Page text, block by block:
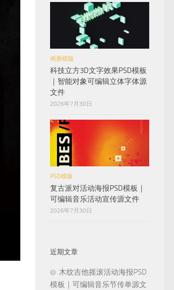
画册模版
科技立方3D文字效果PSD模板
｜智能对象可编辑立体字体源
文件
2026年7月30日
PSD模版
复古派对活动海报PSD模板｜
可编辑音乐活动宣传源文件
2026年7月30日
近期文章
木纹吉他摇滚活动海报PSD
模板｜可编辑音乐节传单源文